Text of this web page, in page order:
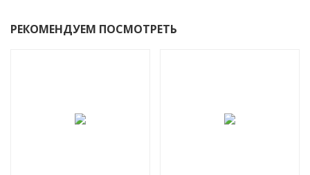
РЕКОМЕНДУЕМ ПОСМОТРЕТЬ